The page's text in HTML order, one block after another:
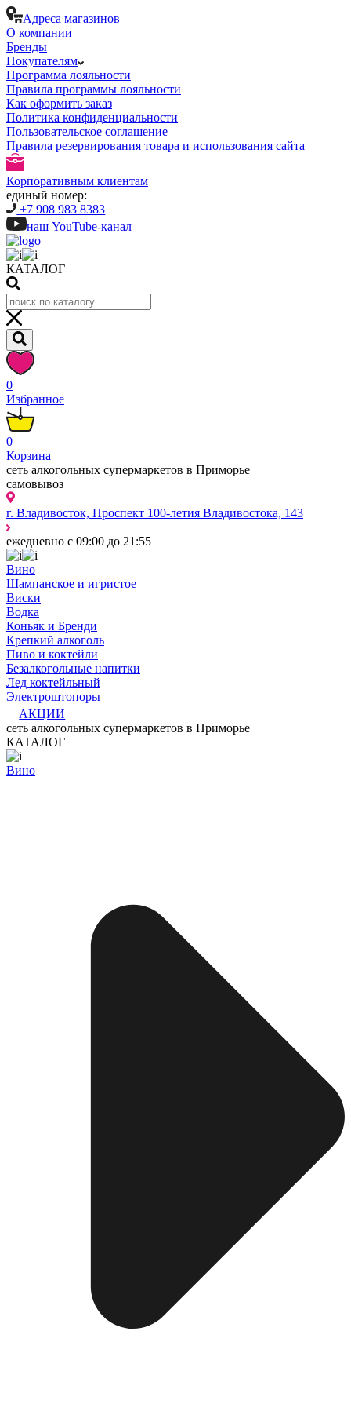
Адреса магазинов
О компании
Бренды
Покупателям
Программа лояльности
Правила программы лояльности
Как оформить заказ
Политика конфиденциальности
Пользовательское соглашение
Правила резервирования товара и использования сайта
Корпоративным клиентам
единый номер:
+7 908 983 8383
наш YouTube-канал
КАТАЛОГ
0
Избранное
0
Корзина
сеть алкогольных супермаркетов в Приморье
самовывоз
г. Владивосток, Проспект 100-летия Владивостока, 143
ежедневно с 09:00 до 21:55
Вино
Шампанское и игристое
Виски
Водка
Коньяк и Бренди
Крепкий алкоголь
Пиво и коктейли
Безалкогольные напитки
Лед коктейльный
Электроштопоры
АКЦИИ
сеть алкогольных супермаркетов в Приморье
КАТАЛОГ
Вино